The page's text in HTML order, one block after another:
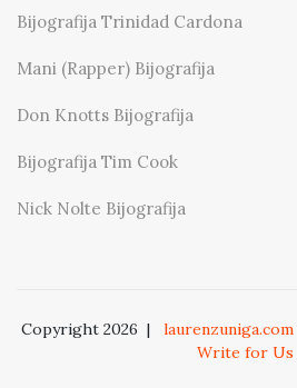
Bijografija Trinidad Cardona
Mani (Rapper) Bijografija
Don Knotts Bijografija
Bijografija Tim Cook
Nick Nolte Bijografija
Copyright 2026 | laurenzuniga.com
Write for Us